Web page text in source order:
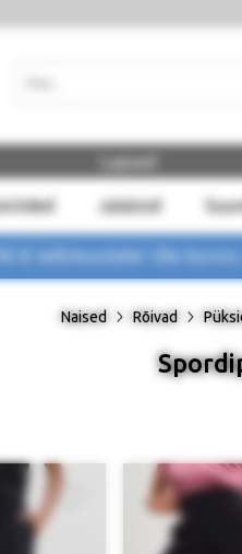
Jalatsid
Lapsed
€ tellimustele! Ole
Naised Rõivad